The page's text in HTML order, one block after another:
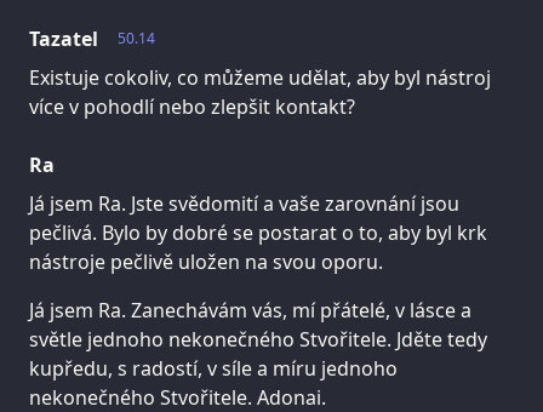
50.14
Tazatel
Existuje cokoliv, co můžeme udělat, aby byl nástroj
více v pohodlí nebo zlepšit kontakt?
Ra
Já jsem Ra. Jste svědomití a vaše zarovnání jsou
pečlivá. Bylo by dobré se postarat o to, aby byl krk
nástroje pečlivě uložen na svou oporu.
Já jsem Ra. Zanechávám vás, mí přátelé, v lásce a
světle jednoho nekonečného Stvořitele. Jděte tedy
kupředu, s radostí, v síle a míru jednoho
nekonečného Stvořitele. Adonai.